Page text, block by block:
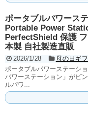
ポータブルパワース
Portable Power
PerfectShield 保護
本製 自社製造直販
2026/1/28
母の日ギフ
ポータブルパワーステーシ
パワーステーション」がピ
ルパワ...